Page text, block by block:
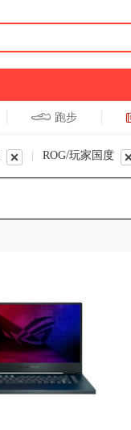
跑步
ROG/玩家国度